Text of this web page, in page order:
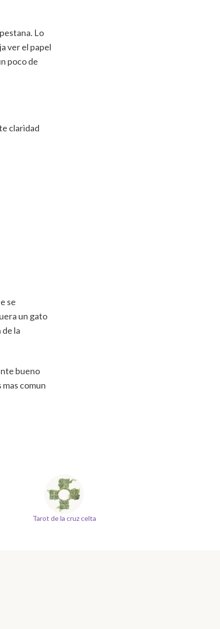
Lo
ver el papel
poco de
claridad
se
un gato
la
bueno
comun
Tarot de la cruz celta